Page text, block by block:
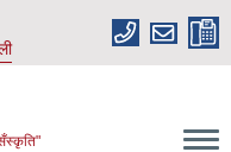
सँस्कृति"